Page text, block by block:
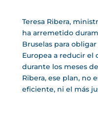
Teresa Ribera,
ha arremetido
Bruselas para
Europea a reducir el
durante los meses
Ribera, ese plan, no
eficiente, ni el más